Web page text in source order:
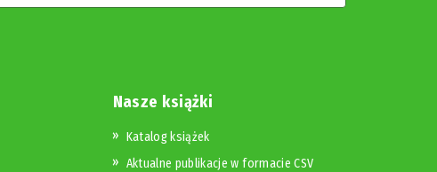
Nasze książki
Katalog książek
Aktualne publikacje w formacie CSV